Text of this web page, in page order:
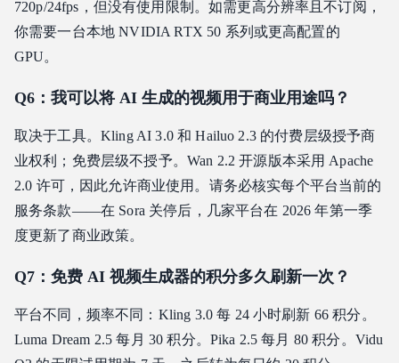
720p/24fps，但没有使用限制。如需更高分辨率且不订阅，
你需要一台本地 NVIDIA RTX 50 系列或更高配置的
GPU。
Q6：我可以将 AI 生成的视频用于商业用途吗？
取决于工具。Kling AI 3.0 和 Hailuo 2.3 的付费层级授予商
业权利；免费层级不授予。Wan 2.2 开源版本采用 Apache
2.0 许可，因此允许商业使用。请务必核实每个平台当前的
服务条款——在 Sora 关停后，几家平台在 2026 年第一季
度更新了商业政策。
Q7：免费 AI 视频生成器的积分多久刷新一次？
平台不同，频率不同：Kling 3.0 每 24 小时刷新 66 积分。
Luma Dream 2.5 每月 30 积分。Pika 2.5 每月 80 积分。Vidu